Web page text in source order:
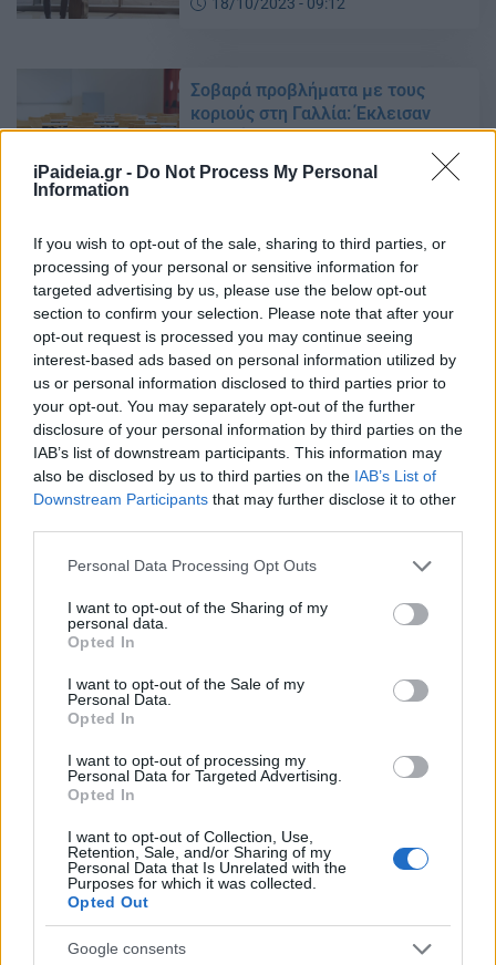
iPaideia.gr - Do Not Process My Personal
Information
If you wish to opt-out of the sale, sharing to third parties, or
processing of your personal or sensitive information for
targeted advertising by us, please use the below opt-out
section to confirm your selection. Please note that after your
opt-out request is processed you may continue seeing
interest-based ads based on personal information utilized by
us or personal information disclosed to third parties prior to
your opt-out. You may separately opt-out of the further
disclosure of your personal information by third parties on the
IAB’s list of downstream participants. This information may
also be disclosed by us to third parties on the IAB’s List of
Downstream Participants that may further disclose it to other
Please note that this website/app uses one or more Google
not limited to your visit or usage behaviour. You may click to
grant or deny consent to Google and its third-party tags to
use your data for below specified purposes in below Google
consent section.
Personal Data Processing Opt Outs
I want to opt-out of the Sharing of my
personal data.
Opted In
I want to opt-out of the Sale of my
Personal Data.
Opted In
I want to opt-out of processing my
Personal Data for Targeted Advertising.
Opted In
I want to opt-out of Collection, Use,
Retention, Sale, and/or Sharing of my
Personal Data that Is Unrelated with the
Purposes for which it was collected.
Opted Out
Google consents
Σοβαρά προβλήματα με τους
κοριούς στη Γαλλία: Έκλεισαν
σχολεία
08/10/2023 - 10:33
Άνοιξαν τα σχολεία στη Γαλλία
χωρίς μάσκες και χωρίς
εκπαιδευτικούς
02/09/2022 - 21:01
Πόσο θα διαρκέσει ο πόλεμος
στην Ουκρανία
26/02/2022 - 15:40
Μητσοτάκης: Ιστορική ημέρα για
Ελλάδα και Γαλλία
28/09/2021 - 16:07
Σασόλι: «Απαράδεκτες οι
28/10/2020 - 17:00
Μακρόν: Aυτό το καλοκαίρι «θα
παραμείνουμε μεταξύ